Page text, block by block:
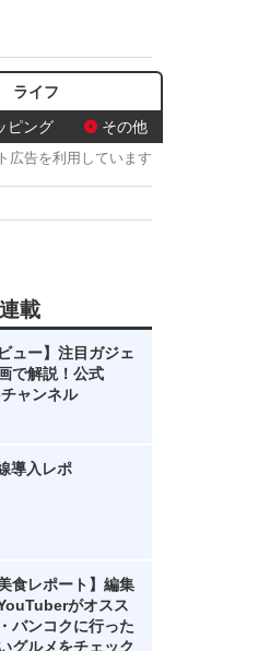
ピング その他
ライフ
広告を利用しています
載
ュー】注目ガジェ
で解説！公式
ャンネル
導入レポ
食レポート】編集
がオスス
バンコクに行った
グルメをチェック